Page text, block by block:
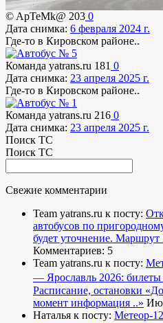
© ApTeMk@ 203 0
Дата снимка: 6 февраля 2024 г.
Где-то в Кировском районе..
Команда yatrans.ru 181 0
Дата снимка: 23 апреля 2025 г.
Где-то в Кировском районе..
Команда yatrans.ru 216 0
Дата снимка: 23 апреля 2025 г.
Поиск ТС
Поиск ТС
Свежие комментарии
Team yatrans.ru к посту:
автобусов по
будет уточнение.
Комментариев: 5
Team yatrans.ru к посту:
— Ярославль 2026:
Расписание, остановки
момент информация ..»
Наталья к посту: Метеор-